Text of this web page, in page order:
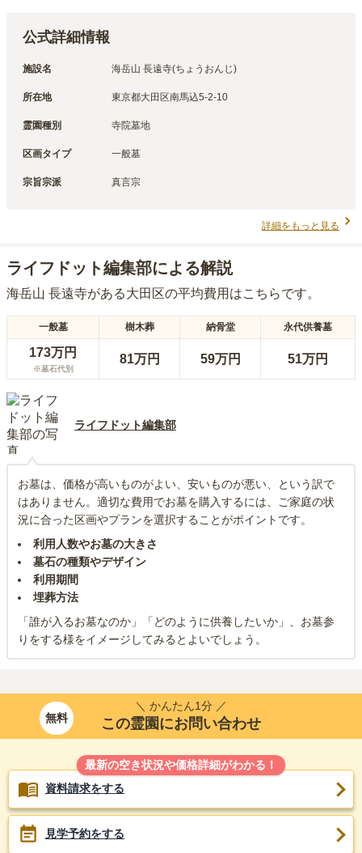
公式詳細情報
施設名 海岳山 長遠寺(ちょうおんじ)
所在地 東京都大田区南馬込5-2-10
霊園種別 寺院墓地
区画タイプ 一般墓
宗旨宗派 真言宗
詳細をもっと見る
ライフドット編集部による解説
海岳山 長遠寺がある大田区の平均費用はこちらです。
一般墓 樹木葬 納骨堂 永代供養墓
173万円
※墓石代別
81万円 59万円 51万円
ライフドット編集部
お墓は、価格が高いものがよい、安いものが悪い、という訳で
はありません。適切な費用でお墓を購入するには、ご家庭の状
況に合った区画やプランを選択することがポイントです。
利用人数やお墓の大きさ
墓石の種類やデザイン
利用期間
埋葬方法
「誰が入るお墓なのか」「どのように供養したいか」、お墓参
りをする様をイメージしてみるとよいでしょう。
無料
＼ かんたん1分 ／
この霊園にお問い合わせ
最新の空き状況や価格詳細がわかる！
資料請求をする
見学予約をする